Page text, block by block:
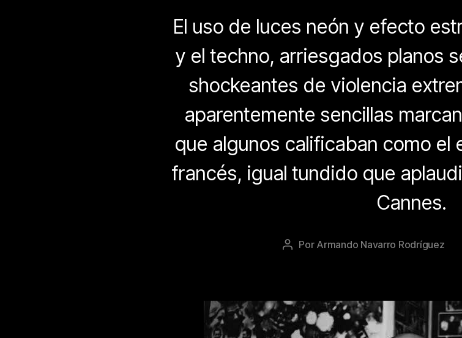
El uso de luces neón y efecto
y el techno, arriesgados planos
shockeantes de violencia
aparentemente sencillas
que algunos calificaban como el
francés, igual tundido que
Cannes.
Autor
Por Armando Navarro Rodríguez